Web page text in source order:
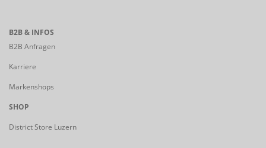
B2B & INFOS
B2B Anfragen
Karriere
Markenshops
SHOP
District Store Luzern